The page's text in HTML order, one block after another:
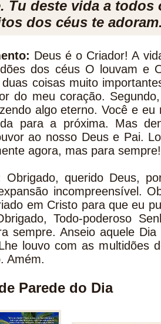
Tu deste vida a todos
dos céus te
Deus é o Criador! A
dos céus O louvam e
duas coisas muito
do meu coração.
algo eterno. Você e eu
para a próxima. Mas
ao nosso Deus e Pai.
agora, mas para sempre!
Obrigado, querido Deus,
incompreensível.
em Cristo para que eu
Todo-poderoso
sempre. Anseio aquele
louvo com as multidões
Amém.
Parede do Dia